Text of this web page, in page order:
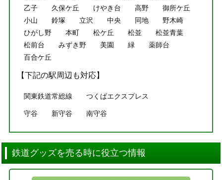
乙子
久保ケ丘 けやき台 高野
御所ケ丘
小山
鈴塚 立沢 中央 同地
野木崎
ひがし野
本町 松ケ丘 松並
松並青葉
松前台
みずき野 美園 緑
薬師台
百合ケ丘
【下記の駅周辺も対応】
関東鉄道常総線 つくばエクスプレス
守谷 新守谷 南守谷
鉄道グッズを売る時に役立つ情報